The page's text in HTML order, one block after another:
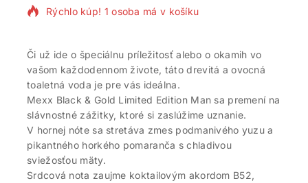
Rýchlo kúp! 1 osoba má v košíku
Či už ide o špeciálnu príležitosť alebo o okamih vo
vašom každodennom živote, táto drevitá a ovocná
toaletná voda je pre vás ideálna.
Mexx Black & Gold Limited Edition Man sa premení na
slávnostné zážitky, ktoré si zaslúžime uznanie.
V hornej nóte sa stretáva zmes podmanivého yuzu a
pikantného horkého pomaranča s chladivou
sviežosťou mäty.
Srdcová nota zaujme koktailovým akordom B52,